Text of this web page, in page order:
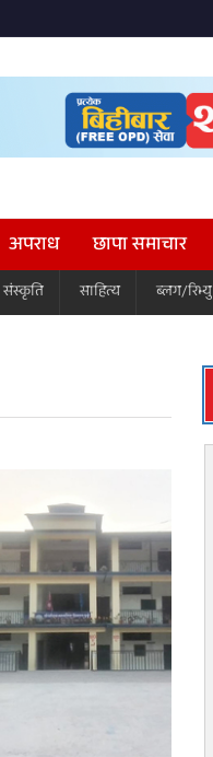
अपराध छापा समाचार
संस्कृति साहित्य ब्लग/रिभ्यु